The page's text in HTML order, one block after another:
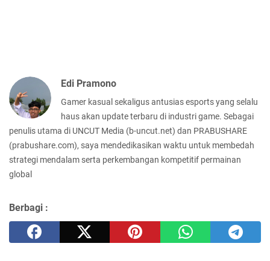
Edi Pramono
Gamer kasual sekaligus antusias esports yang selalu
haus akan update terbaru di industri game. Sebagai
penulis utama di UNCUT Media (b-uncut.net) dan PRABUSHARE
(prabushare.com), saya mendedikasikan waktu untuk membedah
strategi mendalam serta perkembangan kompetitif permainan
global
Berbagi :